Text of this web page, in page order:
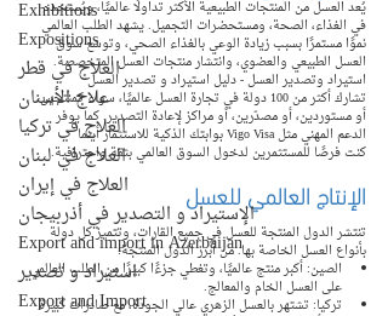
Exhibitions
Expositions
العلاج في قطر
علاج الأسنان
العلاج في تركيا
العلاج في لبنان
العلاج في إيران
الإستيراد و التصدير في أذربيجان
Export and import in Azerbaijan
استيراد و تصدير
Export and Import
يُعد العسل من المنتجات الطبيعية الأكثر تداولًا عالميًا، ويُستخدم
في الغذاء، الصحة، ومستحضرات التجميل. يشهد الطلب العالمي
نموًا مستمرًا بسبب زيادة الوعي بالغذاء الصحي، وتوسّع سوق
العسل الطبيعي والعضوي، وانتشار منتجات العسل المتخصصة.
استيراد وتصدير العسل - دليل استيراد و تصدير العسل
تشارك أكثر من 100 دولة في تجارة العسل عالميًا، سواء كمنتجين،
أو مستوردين، أو مصدّرين، أو مراكز لإعادة التصدير. كما يوفر
الدعم المهني مثل Vigo Visa بوابتك الذكية للاستثمار أينما
كنت فرصًا للمستثمرين لدخول السوق العالمي بثقة واحترافية.
الإنتاج العالمي للعسل
تنتشر الدول المنتجة للعسل في جميع القارات، وتتميز كل دولة
بأنواع العسل الخاصة بها. من أبرز الدول المنتجة:
الصين: أكبر منتج عالميًا، وتغطي جزءًا كبيرًا من الطلب العالمي
على العسل الخام والمعالج.
تركيا: تشتهر بالعسل الزهري عالي الجودة، مع صادرات كبيرة